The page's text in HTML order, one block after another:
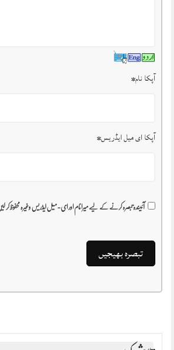
آپکا نام*
آپکا ای میل ایڈریس*
آئیندہ تبصرہ کرنے کے لیے میرا نام اور ای-میل ایڈریس وغیرہ محفوظ کر